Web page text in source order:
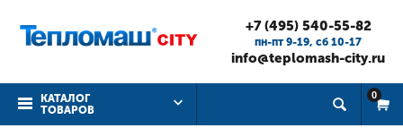
+7 (495) 540-55-82
пн-пт 9-19, cб 10-17
info@teplomash-city.ru
КАТАЛОГ
ТОВАРОВ
0